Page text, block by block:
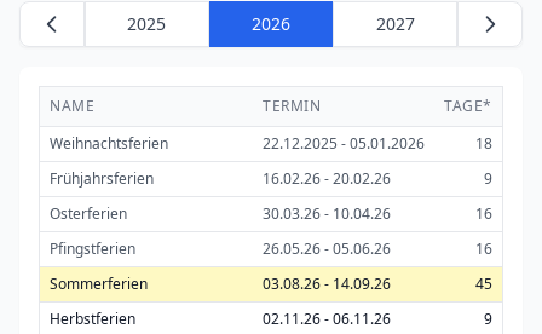
2025 2026 2027
NAME TERMIN
TAGE*
Weihnachtsferien
22.12.2025 - 05.01.2026
18
Frühjahrsferien
16.02.26 - 20.02.26
9
Osterferien
30.03.26 - 10.04.26
16
Pfingstferien
26.05.26 - 05.06.26
16
Sommerferien
03.08.26 - 14.09.26
45
Herbstferien
02.11.26 - 06.11.26
9